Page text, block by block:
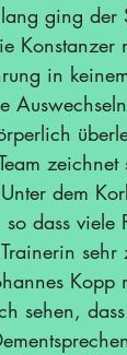
ging der
in
dem
dass viele
sehr
Kopp
sehen,